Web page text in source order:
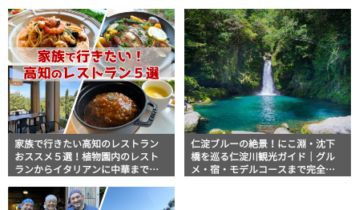
家族で行きたい高知のレストラン
おススメ５選！植物園内のレスト
ランからイタリアンに中華まで楽
仁淀ブルーの絶景！にこ淵・沈下
橋を巡る仁淀川観光ガイド｜グル
メ・宿・モデルコースまで完全網